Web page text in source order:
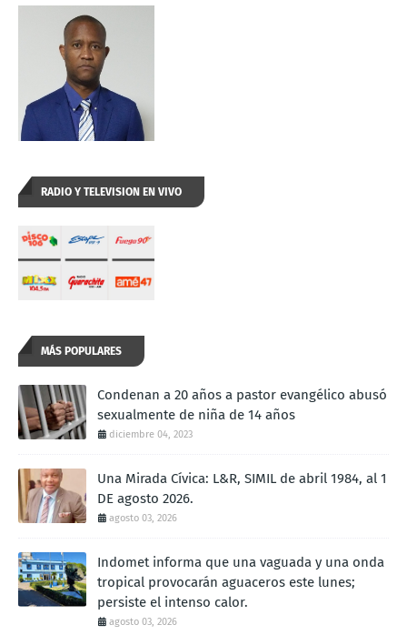
RADIO Y TELEVISION EN VIVO
MÁS POPULARES
Condenan a 20 años a pastor evangélico abusó
sexualmente de niña de 14 años
diciembre 04, 2023
Una Mirada Cívica: L&R, SIMIL de abril 1984, al 1
DE agosto 2026.
agosto 03, 2026
Indomet informa que una vaguada y una onda
tropical provocarán aguaceros este lunes;
persiste el intenso calor.
agosto 03, 2026